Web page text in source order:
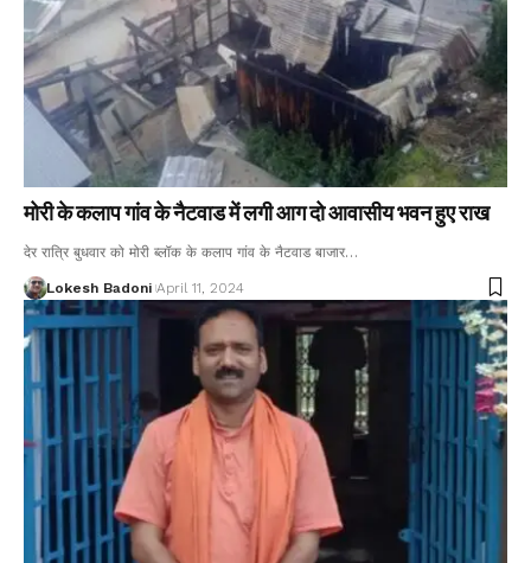
मोरी के कलाप गांव के नैटवाड में लगी आग दो आवासीय भवन हुए राख
देर रात्रि बुधवार को मोरी ब्लॉक के कलाप गांव के नैटवाड बाजार…
Lokesh Badoni April 11, 2024